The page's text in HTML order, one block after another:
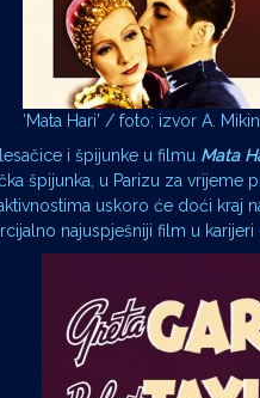
‘Mata Hari’ / foto: izvor A. Mikin
i špijunke u filmu Mata
špijunka, u Parizu za
uskoro će doći kraj
najuspješniji film u